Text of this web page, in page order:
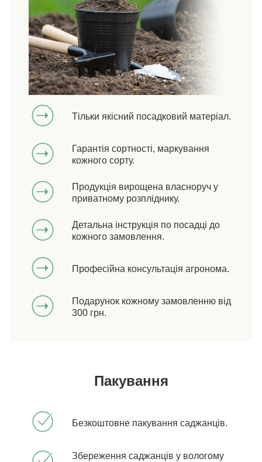
Тільки якісний посадковий матеріал.
Гарантія сортності, маркування
кожного сорту.
Продукція вирощена власноруч у
приватному розпліднику.
Детальна інструкція по посадці до
кожного замовлення.
Професійна консультація агронома.
Подарунок кожному замовленню від
300 грн.
Пакування
Безкоштовне пакування саджанців.
Збереження саджанців у вологому